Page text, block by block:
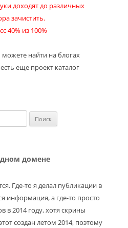
доходят до различных
зачистить.
40% из 100%
найти на блогах
еще проект каталог
домене
Где-то я делал публикации в
информация, а где-то просто
в 2014 году, хотя скрины
создан летом 2014, поэтому